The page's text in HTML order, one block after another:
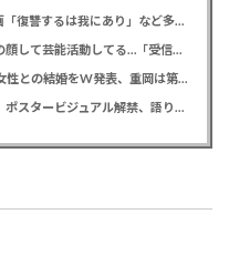
【訃報】小川真由美さん死去 86歳 映画「復讐するは我にあり」など多数出演
NHK性加害問題 加害芸能人は今も普通の顔して芸能活動してる…「受信料を取るくらいなら詳細を伝えよ」視聴者からは批判の声
【祝】WEST. 重岡大毅＆濵田崇裕 一般女性との結婚をW発表、重岡は第1子誕生も報告
石橋静河 次期NHK朝ドラ「ブラッサム」ポスタービジュアル解禁、語りは三條雅幸アナウンサー